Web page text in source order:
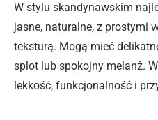
W stylu skandynawskim
jasne, naturalne, z prostymi
teksturą. Mogą mieć
splot lub spokojny melanż.
lekkość, funkcjonalność i